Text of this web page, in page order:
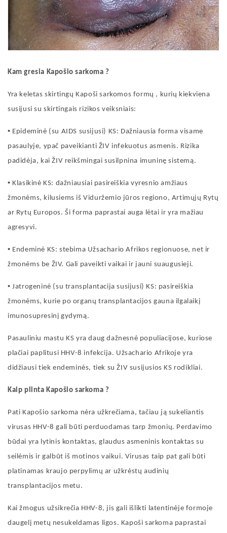
Kam gresia Kapošiosarkoma ?
Yra keletas skirtingų Kapoši sarkomos formų , kurių kiekviena
susijusi su skirtingais rizikos veiksniais:
• Epideminė (su AIDS susijusi) KS: Dažniausia forma visame
pasaulyje, ypač paveikianti ŽIV infekuotus asmenis. Rizika
padidėja, kai ŽIV reikšmingai susilpnina imuninę sistemą.
• Klasikinė KS: dažniausiai pasireiškia vyresnio amžiaus
žmonėms, kilusiems iš Viduržemio jūros regiono, Artimųjų Rytų
ar Rytų Europos. Ši forma paprastai auga lėtai ir yra mažiau
agresyvi.
• Endeminė KS: stebima Užsachario Afrikos regionuose, net ir
žmonėms be ŽIV. Gali paveikti vaikai ir jauni suaugusieji.
• Jatrogeninė (su transplantacija susijusi) KS: pasireiškia
žmonėms, kurie po organų transplantacijos gauna ilgalaikį
imunosupresinį gydymą.
Pasauliniu mastu KS yra daug dažnesnė populiacijose, kuriose
plačiai paplitusi HHV-8 infekcija. Užsachario Afrikoje yra
didžiausi tiek endeminės, tiek su ŽIV susijusios KS rodikliai.
Kaip plinta Kapošio sarkoma ?
Pati Kapošio sarkoma nėra užkrečiama, tačiau ją sukeliantis
virusas HHV-8 gali būti perduodamas tarp žmonių. Perdavimo
būdai yra lytinis kontaktas, glaudus asmeninis kontaktas su
seilėmis ir galbūt iš motinos vaikui. Virusas taip pat gali būti
platinamas kraujo perpylimų ar užkrėstų audinių
transplantacijos metu.
Kai žmogus užsikrečia HHV-8, jis gali išlikti latentinėje formoje
daugelį metų nesukeldamas ligos. Kapošisarkoma paprastai